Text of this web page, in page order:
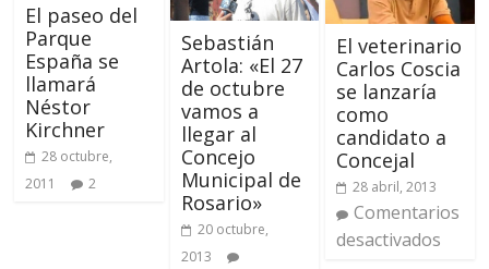
El paseo del
Parque
España se
llamará
Néstor
Kirchner
28 octubre,
2011
2
Sebastián
Artola: «El 27
de octubre
vamos a
llegar al
Concejo
Municipal de
Rosario»
20 octubre,
2013
El veterinario
Carlos Coscia
se lanzaría
como
candidato a
Concejal
28 abril, 2013
Comentarios
desactivados